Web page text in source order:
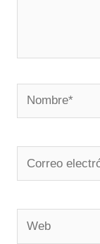
electrónico*